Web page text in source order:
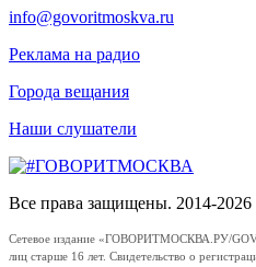
info@govoritmoskva.ru
Реклама на радио
Города вещания
Наши слушатели
Все права защищены. 2014-
Сетевое издание «ГОВОРИТМОСКВА.РУ/
лиц старше 16 лет. Свидетельство о